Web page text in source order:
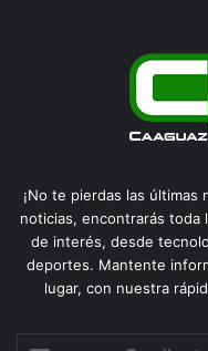
¡No te pierdas las últimas
noticias, encontrarás toda
de interés, desde
deportes. Mantente
lugar, con nuestra